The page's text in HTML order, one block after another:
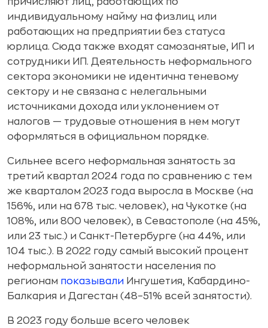
индивидуальному найму на физлиц или
работающих на предприятии без статуса
юрлица. Сюда также входят самозанятые, ИП и
сотрудники ИП. Деятельность неформального
сектора экономики не идентична теневому
сектору и не связана с нелегальными
источниками дохода или уклонением от
налогов — трудовые отношения в нем могут
оформляться в официальном порядке.
Сильнее всего неформальная занятость за
третий квартал 2024 года по сравнению с тем
же кварталом 2023 года выросла в Москве (на
156%, или на 678 тыс. человек), на Чукотке (на
108%, или 800 человек), в Севастополе (на 45%,
или 23 тыс.) и Санкт-Петербурге (на 44%, или
104 тыс.). В 2022 году самый высокий процент
неформальной занятости населения по
регионам показывали Ингушетия, Кабардино-
Балкария и Дагестан (48–51% всей занятости).
В 2023 году больше всего человек